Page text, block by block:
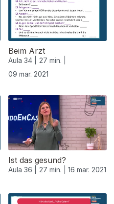
Beim Arzt
Aula 34 |
27 min. |
09 mar. 2021
Ist das gesund?
Aula 36 | 27 min. | 16 mar. 2021